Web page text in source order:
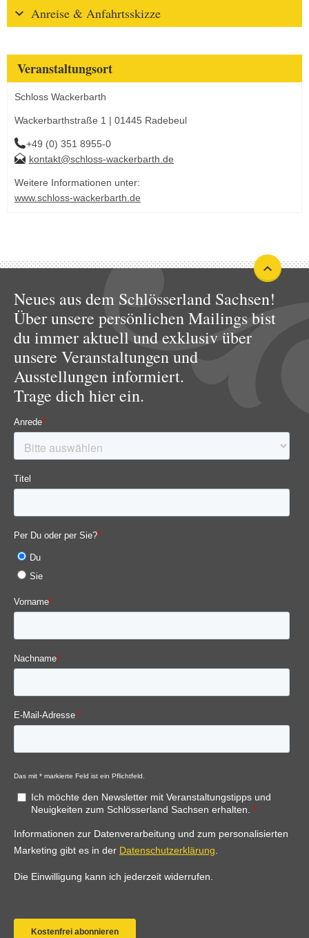
Anreise & Anfahrtsskizze
Veranstaltungsort
Schloss Wackerbarth
Wackerbarthstraße 1 | 01445 Radebeul
+49 (0) 351 8955-0
kontakt@schloss-wackerbarth.de
Weitere Informationen unter:
www.schloss-wackerbarth.de
Neues aus dem Schlösserland Sachsen!
Über unsere persönlichen Mailings bist
du immer aktuell und exklusiv über
unsere Veranstaltungen und
Ausstellungen informiert.
Trage dich hier ein.